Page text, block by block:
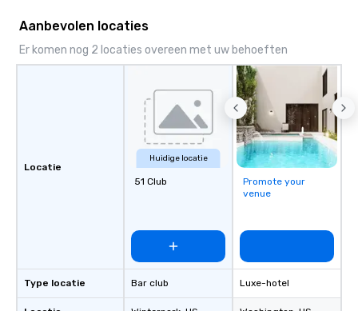
Aanbevolen locaties
Er komen nog 2 locaties overeen met uw behoeften
Locatie
Type locatie
Huidige locatie
51 Club
Bar club
Promote your
venue
Luxe-hotel